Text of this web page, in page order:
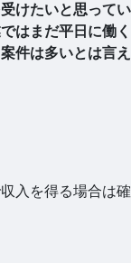
けたいと思ってい
はまだ平日に働く
件は多いとは言え
入を得る場合は確